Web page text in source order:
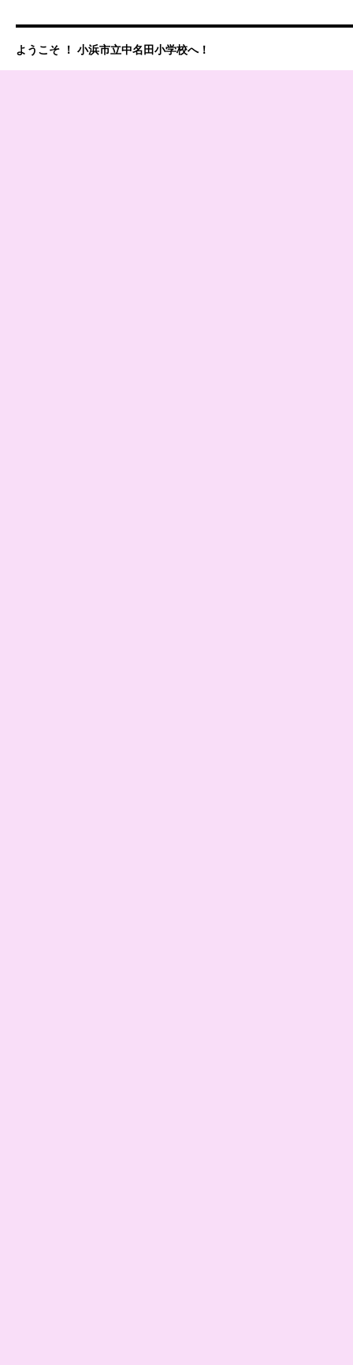
ようこそ ！ 小浜市立中名田小学校へ！